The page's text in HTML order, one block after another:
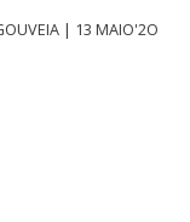
| 13 MAIO'2O